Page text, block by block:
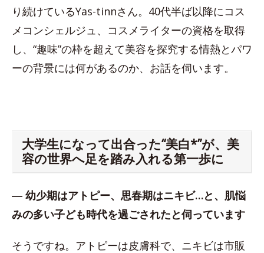
り続けているYas-tinnさん。40代半ば以降にコス
メコンシェルジュ、コスメライターの資格を取得
し、“趣味”の枠を超えて美容を探究する情熱とパワ
ーの背景には何があるのか、お話を伺います。
大学生になって出合った“美白*”が、美
容の世界へ足を踏み入れる第一歩に
― 幼少期はアトピー、思春期はニキビ…と、肌悩
みの多い子ども時代を過ごされたと伺っています
そうですね。アトピーは皮膚科で、ニキビは市販